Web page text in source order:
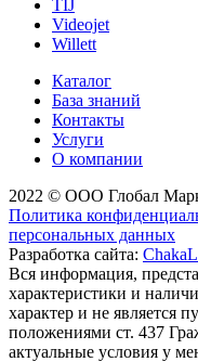
TIJ
Videojet
Willett
Каталог
База знаний
Контакты
Услуги
О компании
2022 © ООО Глобал
Политика
персональных данных
Разработка сайта:
Вся информация,
характеристики и
характер и не является
положениями ст. 437
актуальные условия у